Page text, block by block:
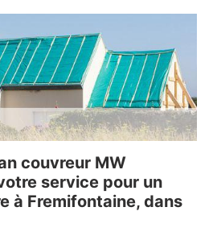
couvreur MW
service pour un
à Fremifontaine, dans